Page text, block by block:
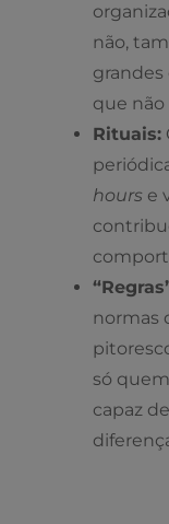
não,
que não
Rituais:
hours e
normas
só
capaz